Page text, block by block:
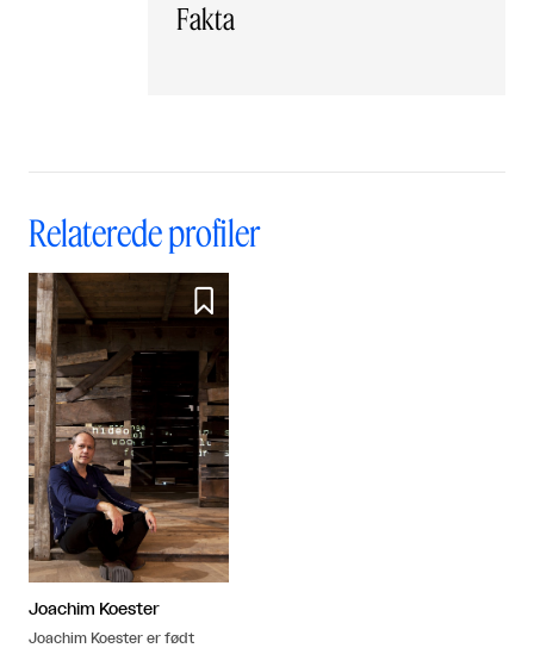
Fakta
Relaterede profiler

Joachim Koester
Joachim Koester er født